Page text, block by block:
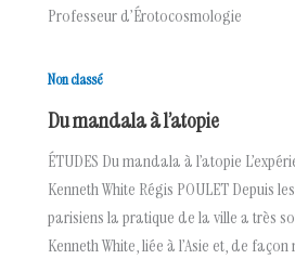
Professeur d’Érotocosmologie
Non classé
Du mandala à l’atopie
ÉTUDES Du mandala à l’atopie
Kenneth White Régis POULET Depuis
parisiens la pratique de la ville a très
Kenneth White, liée à l’Asie et, de